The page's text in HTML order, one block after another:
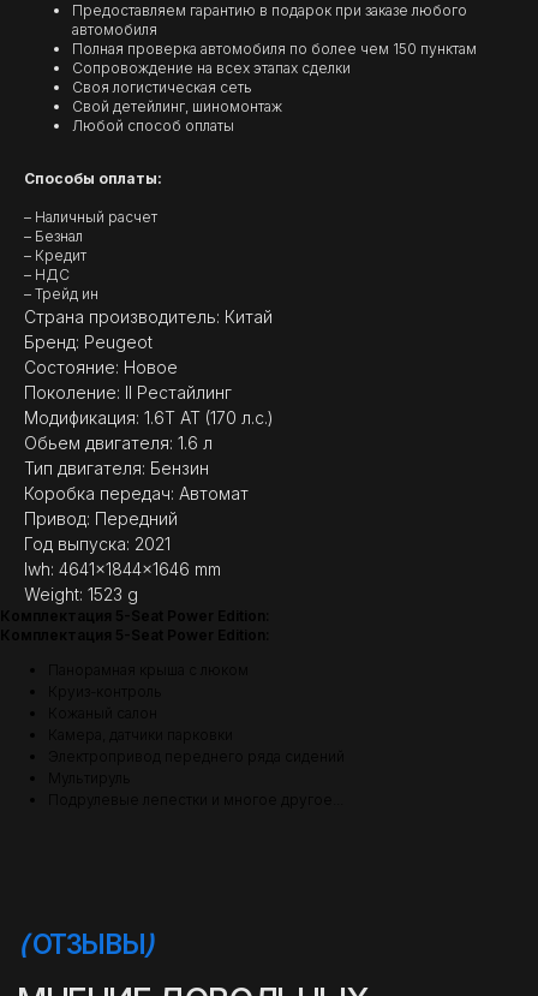
Предоставляем гарантию в подарок при заказе любого
автомобиля
Полная проверка автомобиля по более чем 150 пунктам
Сопровождение на всех этапах сделки
Своя логистическая сеть
Свой детейлинг, шиномонтаж
Любой способ оплаты
Способы оплаты:
– Наличный расчет
– Безнал
– Кредит
– НДС
– Трейд ин
Страна производитель: Китай
Бренд: Peugeot
Состояние: Новое
Поколение: II Рестайлинг
Модификация: 1.6T AT (170 л.с.)
Обьем двигателя: 1.6 л
Тип двигателя: Бензин
Коробка передач: Автомат
Привод: Передний
Год выпуска: 2021
lwh: 4641x1844x1646 mm
Weight: 1523 g
МНЕНИЕ ДОВОЛЬНЫХ
КЛИЕНТОВ — ГЛАВНЫЙ
ПОКАЗАТЕЛЬ КАЧЕСТВА
НАШЕЙ РАБОТЫ
ОТЗЫВЫ)